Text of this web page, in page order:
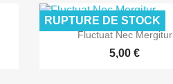
 Aperçu rapide
Fluctuat Nec Mergitur
5,00 €
RUPTURE DE STOCK